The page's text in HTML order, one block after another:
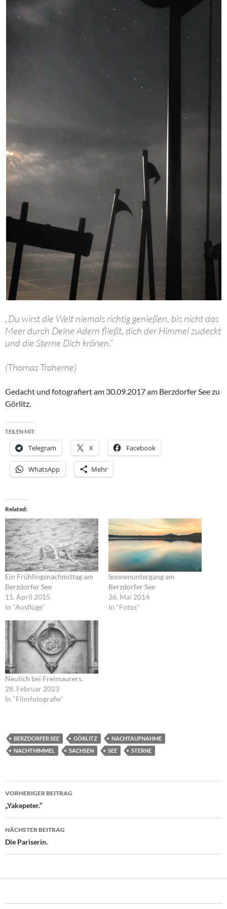
„Du wirst die Welt niemals richtig genießen, bis nicht das
Meer durch Deine Adern fließt, dich der Himmel zudeckt
und die Sterne Dich krönen.“
(Thomas Traherne)
Gedacht und fotografiert am 30.09.2017 am Berzdorfer See zu
Görlitz.
TEILEN MIT:
Telegram X Facebook
WhatsApp Mehr
Related
Ein Frühlingsnachmittag am
Berzdorfer See
11. April 2015
In "Ausflüge"
Sonnenuntergang am
Berzdorfer See
26. Mai 2014
In "Fotos"
Neulich bei Freimaurers.
28. Februar 2023
In "Filmfotografie"
BERZDORFER SEE GÖRLITZ
NACHTAUFNAHME
NACHTHIMMEL
SACHSEN SEE STERNE
Beitragsnavigation
VORHERIGER BEITRAG
„Yakepeter.“
NÄCHSTER BEITRAG
Die Pariserin.